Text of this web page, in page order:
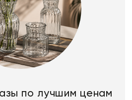
по лучшим ценам